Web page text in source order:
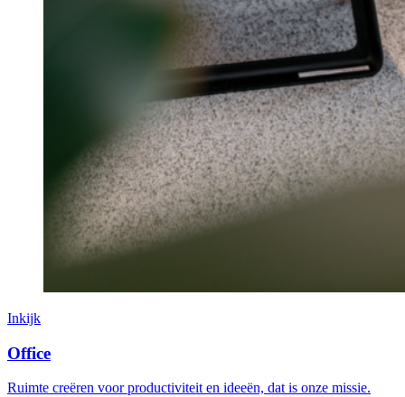
Inkijk
Office
Ruimte creëren voor productiviteit en ideeën, dat is onze missie.